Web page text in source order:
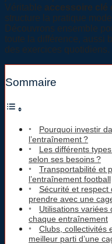
Véritable accessoire clé
structure la pratique
Découvrons ensemble
toute la différence, aussi
des exercices quotidiens.
Sommaire
Pourquoi investir
l’entraînement ?
Les différents
selon ses besoins ?
Transportabilité et
l’entraînement football
Sécurité et respect
prendre avec une
Utilisations variées
chaque entraînement
Clubs, collectivités
meilleur parti d’une